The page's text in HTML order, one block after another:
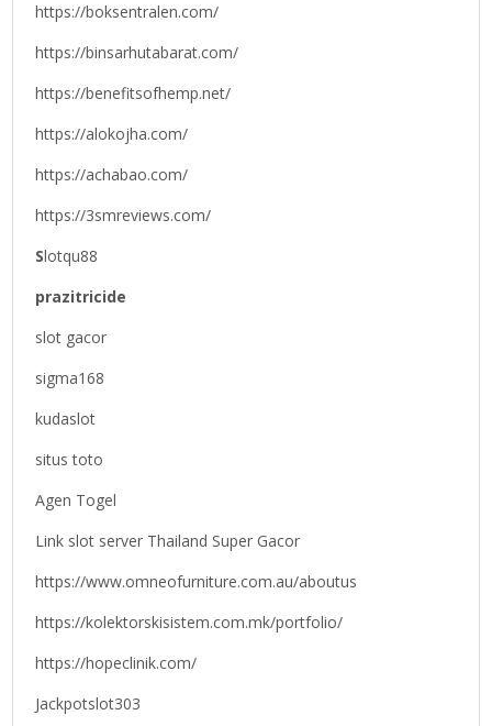
https://boksentralen.com/
https://binsarhutabarat.com/
https://benefitsofhemp.net/
https://alokojha.com/
https://achabao.com/
https://3smreviews.com/
Slotqu88
prazitricide
slot gacor
sigma168
kudaslot
situs toto
Agen Togel
Link slot server Thailand Super Gacor
https://www.omneofurniture.com.au/aboutus
https://kolektorskisistem.com.mk/portfolio/
https://hopeclinik.com/
Jackpotslot303